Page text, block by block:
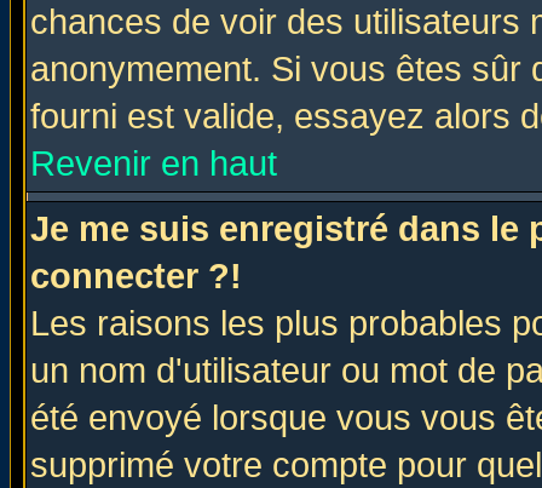
chances de voir des utilisateurs
anonymement. Si vous êtes sûr
fourni est valide, essayez alors
Revenir en haut
Je me suis enregistré dans le
connecter ?!
Les raisons les plus probables
un nom d'utilisateur ou mot de
été envoyé lorsque vous vous
supprimé votre compte pour